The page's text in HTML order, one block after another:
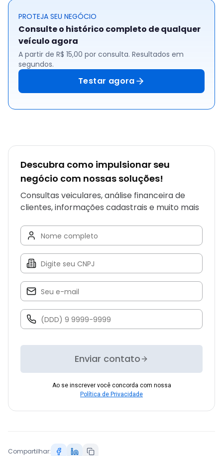
PROTEJA SEU NEGÓCIO
Consulte o histórico completo de qualquer
veículo agora
A partir de R$ 15,00 por consulta. Resultados em
segundos.
Testar agora
Descubra como impulsionar seu
negócio com nossas soluções!
Consultas veiculares, análise financeira de
clientes, informações cadastrais e muito mais
Enviar contato
Ao se inscrever você concorda com nossa
Política de Privacidade
Compartilhar: